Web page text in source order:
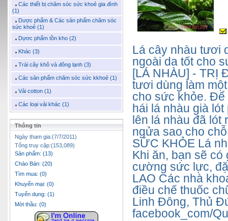
Các thiết bị chăm sóc sức khoẻ gia đình
(1)
Dược phẩm & Các sản phẩm chăm sóc
sức khoẻ (1)
Dựơc phẩm tồn kho (2)
Khác (3)
Trái cây khô và đông lạnh (3)
Các sản phẩm chăm sóc sức kkhoẻ (1)
Vải cotton (1)
Các loại vải khác (1)
Thông tin
Ngày tham gia:(7/7/2011)
Tổng truy cập:(153,089)
Sản phẩm: (13)
Chào Bán: (20)
Tìm mua: (0)
Khuyến mại: (0)
Tuyển dụng: (1)
Mời thầu: (0)
Lá cây nhàu tươi
ngoài da tốt cho
[LÁ NHÀU] - TRỊ
tươi dùng làm
cho sức khỏe. Để
hái lá nhàu già
lên lá nhàu đã
ngửa sao cho
SỨC KHỎE Lá
Khi ăn, bạn sẽ có
cường sức lực,
LAO Các nhà
điều chế thuốc
Linh Đông, Thủ
facebook_com/